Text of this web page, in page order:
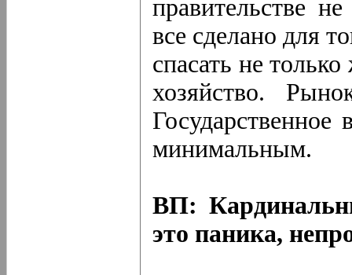
правительстве
все сделано для
спасать не
хозяйство.
минимальным.
ВП:
это паника,